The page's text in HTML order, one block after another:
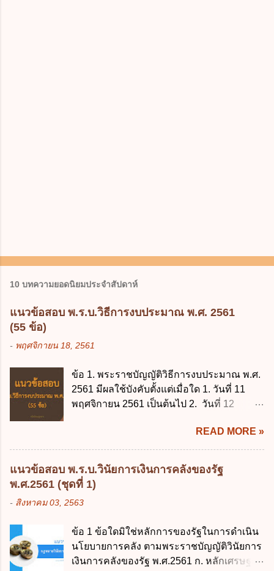
10 บทความยอดนิยมประจำสัปดาห์
แนวข้อสอบ พ.ร.บ.วิธีการงบประมาณ พ.ศ. 2561
(55 ข้อ)
- พฤศจิกายน 18, 2561
ข้อ 1. พระราชบัญญัติวิธีการงบประมาณ พ.ศ.
2561 มีผลใช้บังคับตั้งแต่เมื่อใด 1. วันที่ 11
พฤศจิกายน 2561 เป็นต้นไป 2. วันที่ 12
พฤศจิกายน 2561 เป็นต้นไป 4. วันที่ 14
พฤศจิกายน 2561 เป็นต้นไป ข้อ 2. พระราช
บัญญัติวิธีการงบประมาณ พ.ศ. 2561 ไม่ได้
ยกเลิกกฎหมายฉบับใด 1. พระราชบัญญัติวิธี
การงบประมาณ พ.ศ. 2502 2. พระราชบัญญัติ
วิธีการงบประมาณ (ฉบับที่ 3) พ.ศ. 2511 3.
พ.ศ. 2544 4. ประกาศของคณะปฏิวัติ ฉบับที่
203 ลงวันที่ 31 สิงหาคม 2515 ข้อ 3. ข้อใดไม่
ถูกต้อง 1. นายกรัฐมนตรีมีอำนาจออกกฎเพื่อ
READ MORE »
แนวข้อสอบ พ.ร.บ.วินัยการเงินการคลังของรัฐ
พ.ศ.2561 (ชุดที่ 1)
- สิงหาคม 03, 2563
ข้อ 1 ข้อใดมิใช่หลักการของรัฐในการดำเนิน
นโยบายการคลัง ตามพระราชบัญญัติวินัยการ
เงินการคลังของรัฐ พ.ศ.2561 ก. หลักเศรษฐกิจ